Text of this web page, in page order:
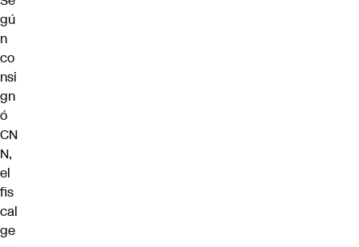
gú
n
co
nsi
gn
ó
CN
N,
el
fis
cal
ge